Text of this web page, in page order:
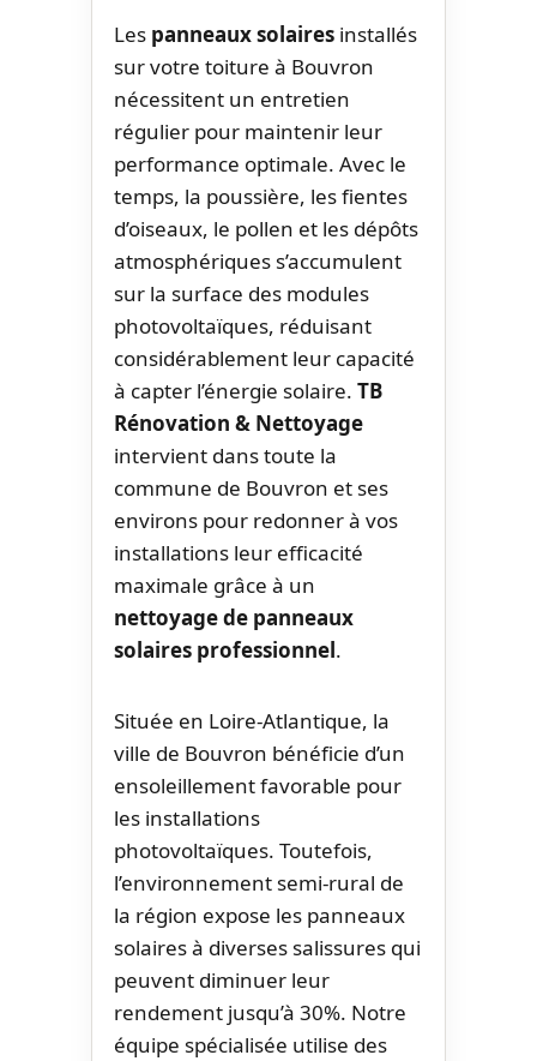
Les panneaux solaires installés
sur votre toiture à Bouvron
nécessitent un entretien
régulier pour maintenir leur
performance optimale. Avec le
temps, la poussière, les fientes
d’oiseaux, le pollen et les dépôts
atmosphériques s’accumulent
sur la surface des modules
photovoltaïques, réduisant
considérablement leur capacité
à capter l’énergie solaire. TB
Rénovation & Nettoyage
intervient dans toute la
commune de Bouvron et ses
environs pour redonner à vos
installations leur efficacité
maximale grâce à un
nettoyage de panneaux
solaires professionnel.
Située en Loire-Atlantique, la
ville de Bouvron bénéficie d’un
ensoleillement favorable pour
les installations
photovoltaïques. Toutefois,
l’environnement semi-rural de
la région expose les panneaux
solaires à diverses salissures qui
peuvent diminuer leur
rendement jusqu’à 30%. Notre
équipe spécialisée utilise des